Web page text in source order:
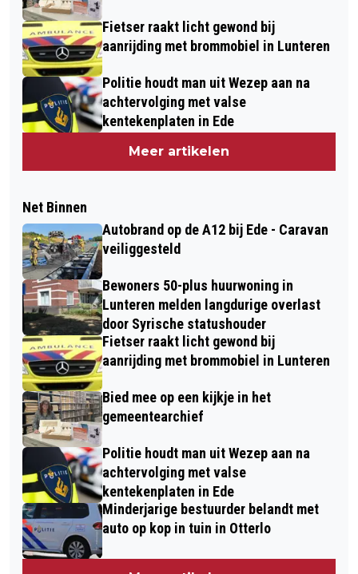
Fietser raakt licht gewond bij
aanrijding met brommobiel in Lunteren
Politie houdt man uit Wezep aan na
achtervolging met valse
kentekenplaten in Ede
Meer artikelen
Net Binnen
Autobrand op de A12 bij Ede - Caravan
veiliggesteld
Bewoners 50-plus huurwoning in
Lunteren melden langdurige overlast
door Syrische statushouder
Fietser raakt licht gewond bij
aanrijding met brommobiel in Lunteren
Bied mee op een kijkje in het
gemeentearchief
Politie houdt man uit Wezep aan na
achtervolging met valse
kentekenplaten in Ede
Minderjarige bestuurder belandt met
auto op kop in tuin in Otterlo